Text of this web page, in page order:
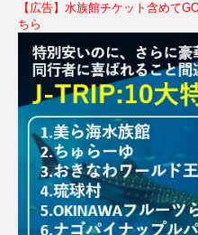
【広告】水族館チケット含めて
ちら